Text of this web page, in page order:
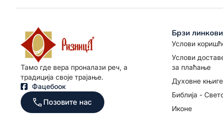
Тамо где вера проналази реч, а
традиција своје трајање.
Фацебоок
Позовите нас
Брзи линкови
Услови
Услови
за плаћање
Духовне књиге
Библија -
Иконе